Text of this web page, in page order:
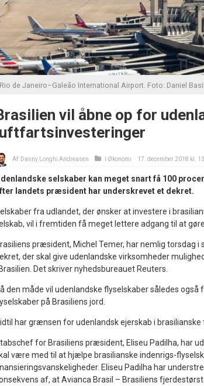
Rio de Janeiro–Galeão International Airport. Foto: Daniel Basil
vil åbne op for
Af: Danny Longhi Andreasen i Økonomi 17. december 2018 kl.
selskaber kan meget snart få 100
landets præsident har underskrevet et dekret.
fra udlandet, der ønsker at investere i
vil i fremtiden få meget lettere adgang til at
præsident, Michel Temer, har nemlig torsdag
der skal give udenlandske virksomheder
Det skriver nyhedsbureauet Reuters.
den måde vil udenlandske flyselskaber således
på Brasiliens jord.
har grænsen for udenlandsk ejerskab i
for Brasiliens præsident, Eliseu Padilha, har
være med til at hjælpe brasilianske indenrigs-
Eliseu Padilha har
af, at Avianca Brasil – Brasiliens